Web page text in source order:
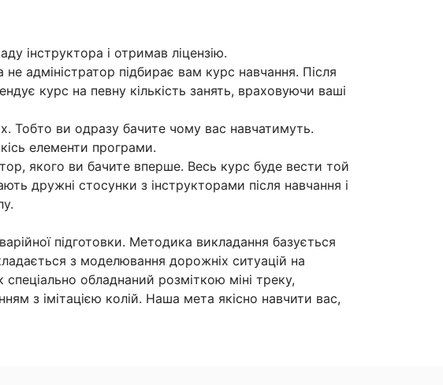
інструктора і отримав ліцензію.
адміністратор підбирає вам курс навчання. Після
курс на певну кількість занять, враховуючи ваші
Тобто ви одразу бачите чому вас навчатимуть.
елементи програми.
якого ви бачите вперше. Весь курс буде вести той
дружні стосунки з інструкторами після навчання і
підготовки. Методика викладання базується
з моделювання дорожніх ситуацій на
обладнаний розміткою міні треку,
з імітацією колій. Наша мета якісно навчити вас,